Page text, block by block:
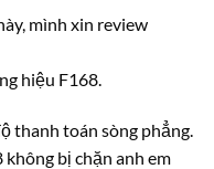
mình xin review
hiệu F168.
thanh toán sòng phẳng.
bị chặn anh em